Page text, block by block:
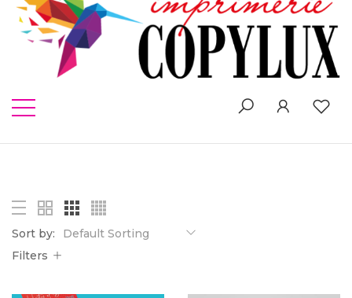
Sort by:
Default Sorting
Filters